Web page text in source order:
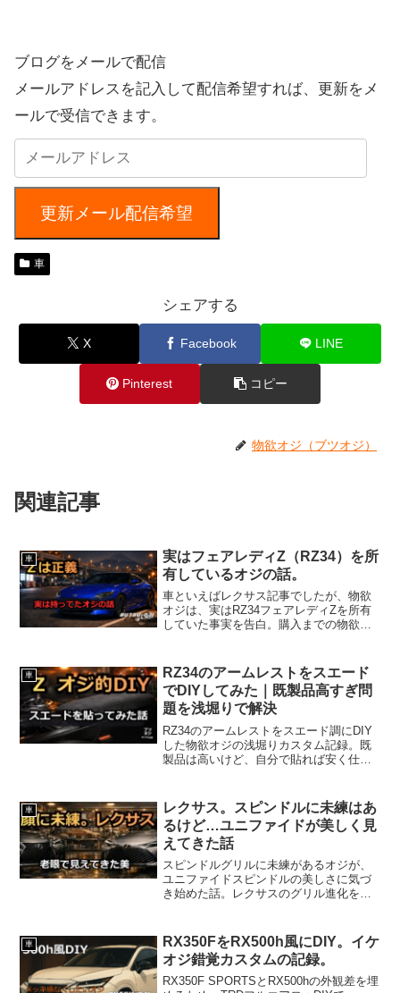
ブログをメールで配信
メールアドレスを記入して配信希望すれば、更新をメ
ールで受信できます。
更新メール配信希望
車
シェアする
X Facebook LINE
Pinterest コピー
物欲オジ（ブツオジ）
関連記事
車
実はフェアレディZ（RZ34）を所
有しているオジの話。
車といえばレクサス記事でしたが、物欲
オジは、実はRZ34フェアレディZを所有
していた事実を告白。購入までの物欲と
車
RZ34のアームレストをスエード
でDIYしてみた｜既製品高すぎ問
題を浅堀りで解決
RZ34のアームレストをスエード調にDIY
した物欲オジの浅堀りカスタム記録。既
製品は高いけど、自分で貼れば安く仕上
車
レクサス。スピンドルに未練はあ
るけど…ユニファイドが美しく見
えてきた話
スピンドルグリルに未練があるオジが、
ユニファイドスピンドルの美しさに気づ
き始めた話。レクサスのグリル進化をデ
車
RX350FをRX500h風にDIY。イケ
オジ錯覚カスタムの記録。
RX350F SPORTSとRX500hの外観差を埋